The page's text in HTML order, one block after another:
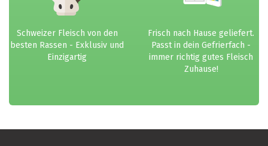
Schweizer Fleisch von den
besten Rassen - Exklusiv und
Einzigartig
Frisch nach Hause geliefert.
Passt in dein Gefrierfach -
immer richtig gutes Fleisch
Zuhause!